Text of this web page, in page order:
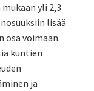
yli 2,3
lisää
osa voimaan.
kuntien
ja